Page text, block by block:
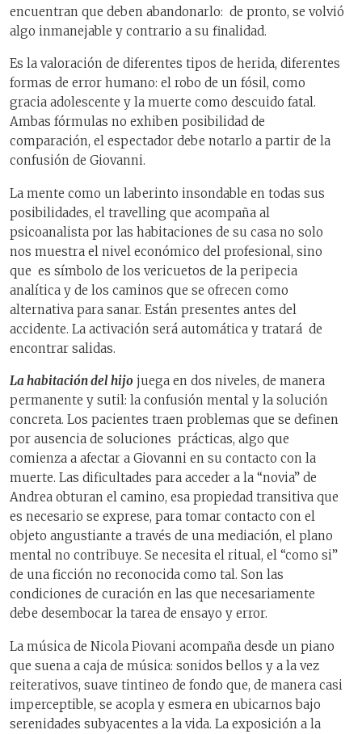
encuentran que deben abandonarlo: de pronto, se volvió
algo inmanejable y contrario a su finalidad.
Es la valoración de diferentes tipos de herida, diferentes
formas de error humano: el robo de un fósil, como
gracia adolescente y la muerte como descuido fatal.
Ambas fórmulas no exhiben posibilidad de
comparación, el espectador debe notarlo a partir de la
confusión de Giovanni.
La mente como un laberinto insondable en todas sus
posibilidades, el travelling que acompaña al
psicoanalista por las habitaciones de su casa no solo
nos muestra el nivel económico del profesional, sino
que es símbolo de los vericuetos de la peripecia
analítica y de los caminos que se ofrecen como
alternativa para sanar. Están presentes antes del
accidente. La activación será automática y tratará de
encontrar salidas.
La habitación del hijo juega en dos niveles, de manera
permanente y sutil: la confusión mental y la solución
concreta. Los pacientes traen problemas que se definen
por ausencia de soluciones prácticas, algo que
comienza a afectar a Giovanni en su contacto con la
muerte. Las dificultades para acceder a la “novia” de
Andrea obturan el camino, esa propiedad transitiva que
es necesario se exprese, para tomar contacto con el
objeto angustiante a través de una mediación, el plano
mental no contribuye. Se necesita el ritual, el “como si”
de una ficción no reconocida como tal. Son las
condiciones de curación en las que necesariamente
debe desembocar la tarea de ensayo y error.
La música de Nicola Piovani acompaña desde un piano
que suena a caja de música: sonidos bellos y a la vez
reiterativos, suave tintineo de fondo que, de manera casi
imperceptible, se acopla y esmera en ubicarnos bajo
serenidades subyacentes a la vida. La exposición a la